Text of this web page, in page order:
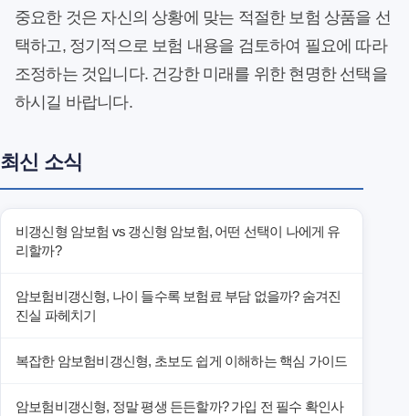
중요한 것은 자신의 상황에 맞는 적절한 보험 상품을 선
택하고, 정기적으로 보험 내용을 검토하여 필요에 따라
조정하는 것입니다. 건강한 미래를 위한 현명한 선택을
하시길 바랍니다.
최신 소식
비갱신형 암보험 vs 갱신형 암보험, 어떤 선택이 나에게 유
리할까?
암보험비갱신형, 나이 들수록 보험료 부담 없을까? 숨겨진
진실 파헤치기
복잡한 암보험비갱신형, 초보도 쉽게 이해하는 핵심 가이드
암보험비갱신형, 정말 평생 든든할까? 가입 전 필수 확인사